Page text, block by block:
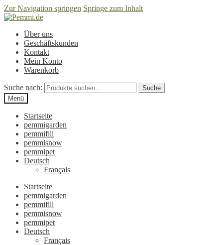
Zur Navigation springen Springe zum Inhalt
Über uns
Geschäftskunden
Kontakt
Mein Konto
Warenkorb
Suche nach:
Suche
Menü
Startseite
pemmigarden
pemmifill
pemmisnow
pemmipet
Deutsch
Français
Startseite
pemmigarden
pemmifill
pemmisnow
pemmipet
Deutsch
Français